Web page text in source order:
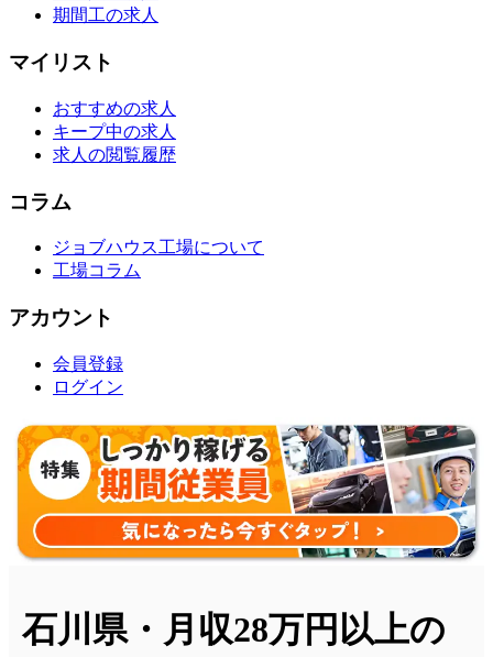
期間工の求人
マイリスト
おすすめの求人
キープ中の求人
求人の閲覧履歴
コラム
ジョブハウス工場について
工場コラム
アカウント
会員登録
ログイン
石川県・月収28万円以上の